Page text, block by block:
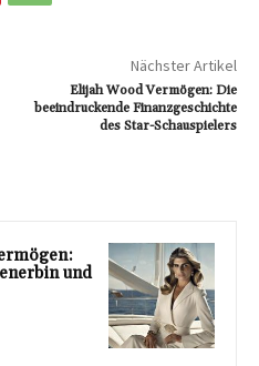
Nächster Artikel
Elijah Wood Vermögen: Die
beeindruckende Finanzgeschichte
des Star-Schauspielers
und